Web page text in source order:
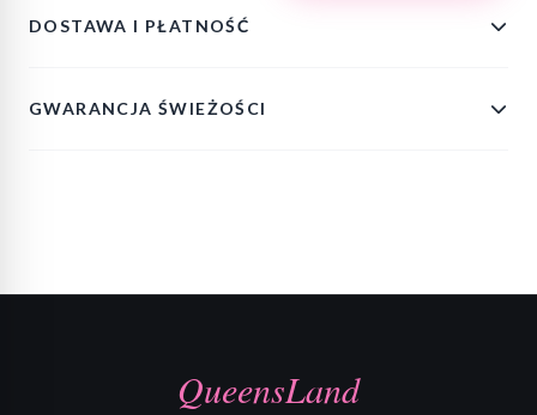
DOSTAWA I PŁATNOŚĆ
GWARANCJA ŚWIEŻOŚCI
QueensLand